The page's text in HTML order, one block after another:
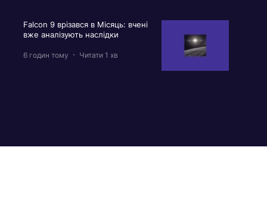
Falcon 9 врізався в Місяць: вчені
вже аналізують наслідки
6 годин тому Читати 1 хв